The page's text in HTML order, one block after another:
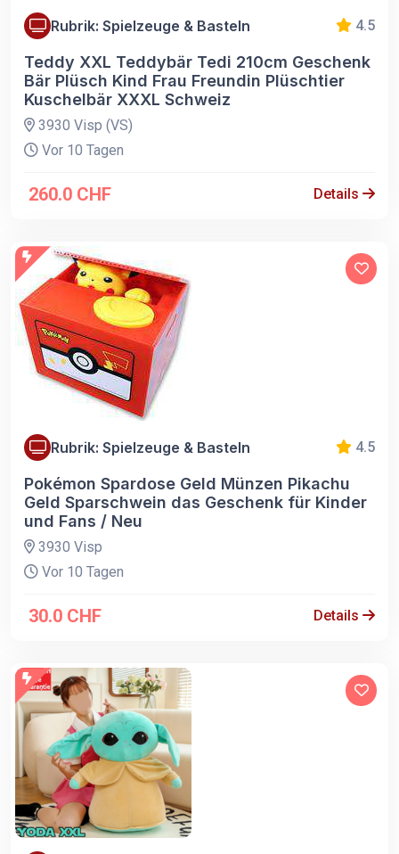
Rubrik: Spielzeuge & Basteln 4.5
Teddy XXL Teddybär Tedi 210cm Geschenk
Bär Plüsch Kind Frau Freundin Plüschtier
Kuschelbär XXXL Schweiz
3930 Visp (VS)
Vor 10 Tagen
260.0 CHF Details
Rubrik: Spielzeuge & Basteln 4.5
Pokémon Spardose Geld Münzen Pikachu
Geld Sparschwein das Geschenk für Kinder
und Fans / Neu
3930 Visp
Vor 10 Tagen
30.0 CHF Details